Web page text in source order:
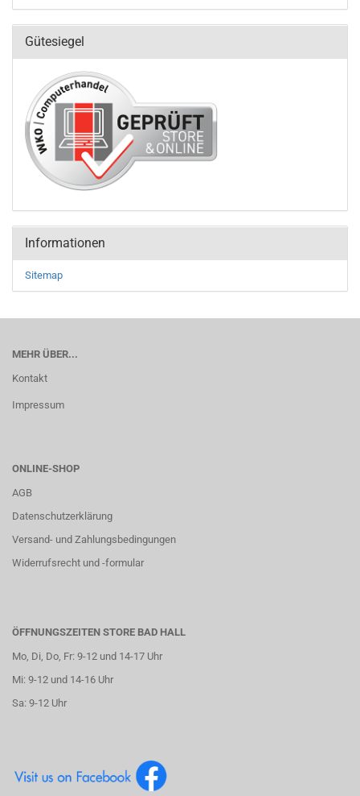
Gütesiegel
Informationen
Sitemap
MEHR ÜBER...
Kontakt
Impressum
ONLINE-SHOP
AGB
Datenschutzerklärung
Versand- und Zahlungsbedingungen
Widerrufsrecht und -formular
ÖFFNUNGSZEITEN STORE BAD HALL
Mo, Di, Do, Fr: 9-12 und 14-17 Uhr
Mi: 9-12 und 14-16 Uhr
Sa: 9-12 Uhr